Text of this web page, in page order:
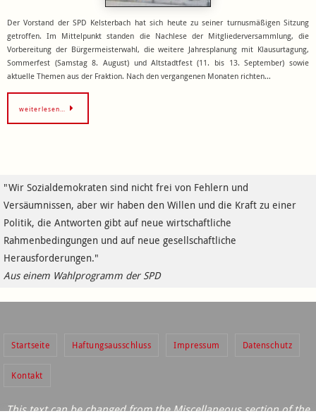
Der Vorstand der SPD Kelsterbach hat sich heute zu seiner turnusmäßigen Sitzung
getroffen. Im Mittelpunkt standen die Nachlese der Mitgliederversammlung, die
Vorbereitung der Bürgermeisterwahl, die weitere Jahresplanung mit Klausurtagung,
Sommerfest (Samstag 8. August) und Altstadtfest (11. bis 13. September) sowie
aktuelle Themen aus der Fraktion. Nach den vergangenen Monaten richten…
weiterlesen…
"Wir Sozialdemokraten sind nicht frei von Fehlern und
Versäumnissen, aber wir haben den Willen und die Kraft zu einer
Politik, die Antworten gibt auf neue wirtschaftliche
Rahmenbedingungen und auf neue gesellschaftliche
Herausforderungen."
Aus einem Wahlprogramm der SPD
Startseite Haftungsausschluss Impressum Datenschutz
Kontakt
This text can be changed from the Miscellaneous section of the